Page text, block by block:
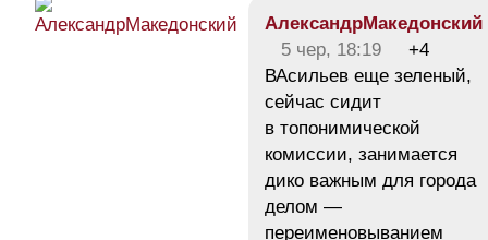
АлександрМакедонский
5 чер, 18:19
+4
ВАсильев еще зеленый,
сейчас сидит
в топонимической
комиссии, занимается
дико важным для города
делом —
переименовыванием